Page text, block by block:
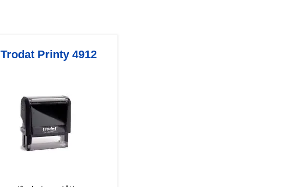
Trodat Printy 4912